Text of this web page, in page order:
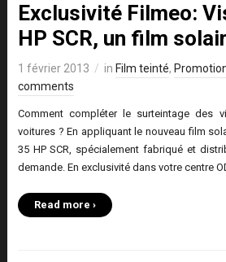
Exclusivité Filmeo:
HP SCR, un film
1 février 2013 in Film teinté,
comments
Comment compléter le surteintage des
voitures ? En appliquant le nouveau film
35 HP SCR, spécialement fabriqué et
demande. En exclusivité dans votre centre
Read more ›